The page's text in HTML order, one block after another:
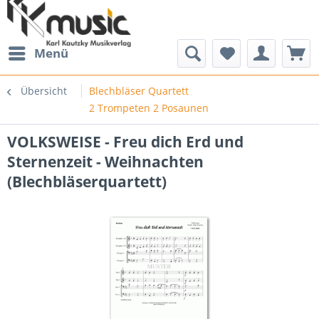
Menü
Übersicht
Blechbläser Quartett
2 Trompeten 2 Posaunen
VOLKSWEISE - Freu dich Erd und
Sternenzeit - Weihnachten
(Blechbläserquartett)